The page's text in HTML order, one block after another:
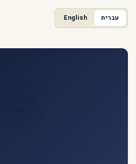
עברית English